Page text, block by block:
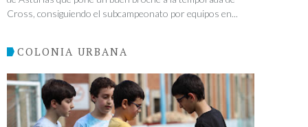
Cross, consiguiendo el subcampeonato por equipos en...
COLONIA URBANA